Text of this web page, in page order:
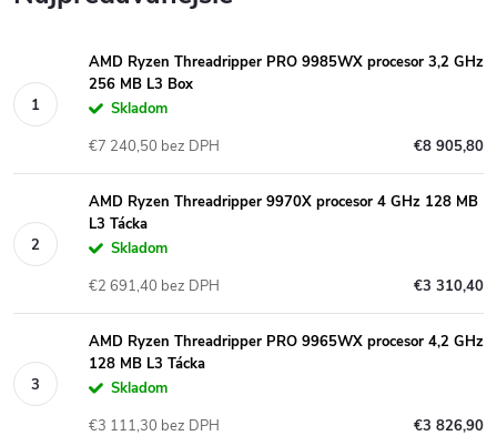
AMD Ryzen Threadripper PRO 9985WX procesor 3,2 GHz
256 MB L3 Box
Skladom
€8 905,80
€7 240,50 bez DPH
AMD Ryzen Threadripper 9970X procesor 4 GHz 128 MB
L3 Tácka
Skladom
€3 310,40
€2 691,40 bez DPH
AMD Ryzen Threadripper PRO 9965WX procesor 4,2 GHz
128 MB L3 Tácka
Skladom
€3 826,90
€3 111,30 bez DPH